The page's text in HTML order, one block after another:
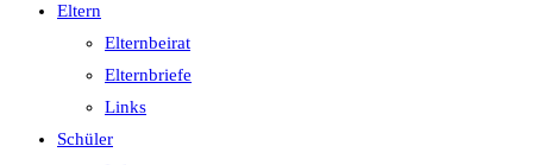
Eltern
Elternbeirat
Elternbriefe
Links
Schüler